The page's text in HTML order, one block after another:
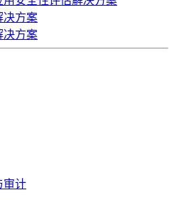
决方案
决方案
审计